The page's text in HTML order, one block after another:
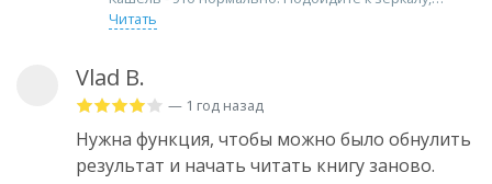
Читать
Vlad B.
— 1 год назад
Нужна функция, чтобы можно было обнулить
результат и начать читать книгу заново.